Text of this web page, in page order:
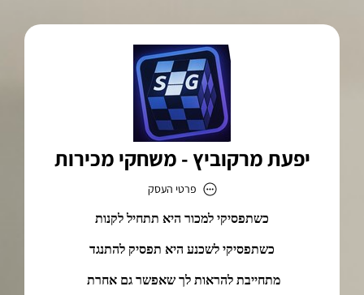
יפעת מרקוביץ - משחקי מכירות
פרטי העסק
יפעת מרקוביץ - משחקי מכירות